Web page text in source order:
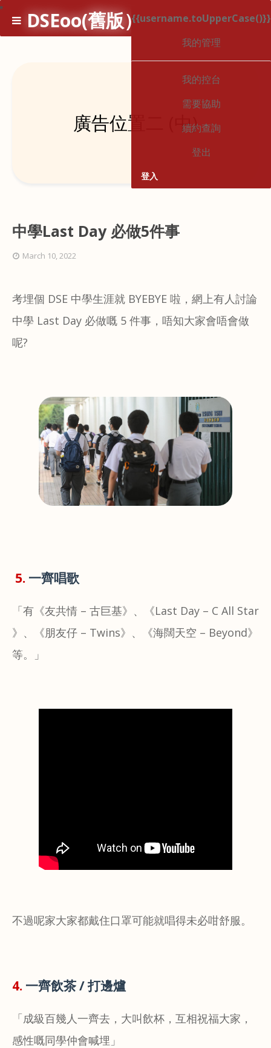
DSEoo(舊版）{{username.toUpperCase()}}
我的管理
我的控台
需要協助
續約查詢
登出
登入
1
廣告位置二 (中)
中學Last Day 必做5件事
March 10, 2022
考埋個 DSE 中學生涯就 BYEBYE 啦，網上有人討論
中學 Last Day 必做嘅 5 件事，唔知大家會唔會做
呢?
5. 一齊唱歌
「有《友共情 – 古巨基》、《Last Day – C All Star
》、《朋友仔 – Twins》、《海闊天空 – Beyond》
等。」
不過呢家大家都戴住口罩可能就唱得未必咁舒服。
4. 一齊飲茶 / 打邊爐
「成級百幾人一齊去，大叫飲杯，互相祝福大家，
感性嘅同學仲會喊埋」